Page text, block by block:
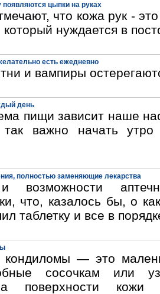
появляются цыпки на руках
что кожа рук -
который нуждается в
есть ежедневно
и вампиры
день
пищи зависит наше
важно начать утро
полностью заменяющие лекарства
возможности
что, казалось бы, о
таблетку и все в
кондиломы — это
сосочкам или
поверхности кожи